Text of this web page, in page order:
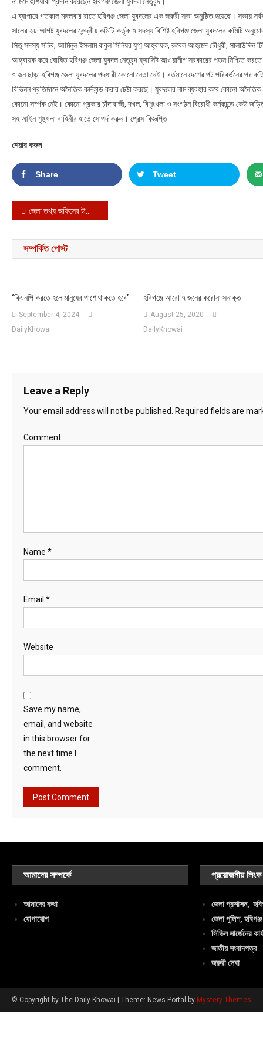
এ ব্যাপারে গতকাল মঙ্গলবার রাতে হবিগঞ্জ জেলা যুবদলের এক জরুরী সভা অনুষ্ঠিত হয়েছে। সভায়
সালের ২৮ আগষ্ট যুবদলের কেন্দ্রীয় কমিটি কর্তৃক ৭ সদস্য বিশিষ্ট হবিগঞ্জ জেলা যুবদলের কমিটি
সিতু সদস্য সচিব, আমিনুল ইসলাম বাবুল সিনিয়র যুগ্ম আহ্বায়ক, রুবেল আহমেদ চৌধুরী, সালাউদ্দিন
আহ্বায়ক করে ঘোষিত হবিগঞ্জ জেলা যুবদল নেতৃবৃন্দ ফ্যাসিষ্ট আওয়ামীগ সরকারের পতন নিশ্চিত
৭ জন ছাড়া হবিগঞ্জ জেলা যুবদলের পদধারী কোনো নেতা নেই। বর্তমানে দেশের পট পরিবর্তনের পর
বিভিন্ন প্রতিষ্ঠানে অনৈতিক কর্মকান্ড করার চেষ্টা করছে। যুবদলের নাম ব্যবহার করে কোনো
কোনো সর্ম্পক নেই। কোনো প্রকার চাঁদাবাজী, দখল, বিশৃংখলা ও সংগঠন বিরোধী কর্মকান্ডে কেউ
সহ আইন শৃঙ্খলা বাহিনীর হাতে সোপর্দ করুন। প্রেস বিজ্ঞপ্তি
শেয়ার করুন
Share Tweet
Post navigation
জেলা তথ্য অফিসের উদ্যোগে নারী সমাবেশ
সম্পর্কিত পোস্ট
‘বিএনপি করতে হলে মানুষের পাশে থাকতে হবে’
September 4, 2024
DailyKhowai
হবিগঞ্জে আরো ৭ জনের করোনা সনাক্ত
August 25, 2020
DailyKhowai
Leave a Reply
Your email address will not be published. Required fields are
Comment
Name *
Email *
Website
Save my name,
email, and website
in this browser for
the next time I
comment.
আমাদের সম্পর্কে
আমাদের কথা
যোগাযোগ
প্রয়োজনীয় লিংক
জেলা প্রশাসন,
জেলা পুলিশ, হবিগঞ্জ
সিভিল সার্জেনের
জাতীয় সংবাদপত্র
জরুরী সেবা
© Copyright by The Daily Khowai | Theme: News Portal by Mystery Themes